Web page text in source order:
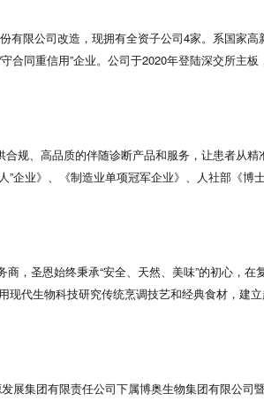
湖南长沙设销售运营中心，湖南常德设供应链中
万级净化车间并通过ISO9001认证，目前已投
团队，并与知名985高校开展产学研合作，基于真
有限公司改造，现拥有全资子公司4家。系国家高
合同重信用”企业。公司于2020年登陆深交所主板
盐生产领域50年，逐步构建起以钾盐为主导、精
业级等多规格系列化品种；其中，轻质碳酸钾因
受农药、食品及医药等高端领域客户的长期信赖
、低残留、用药安全等优点，并可与其他药物协
着国内规模化养殖业发展，用量也在稳定上升；
开发中心和浙江省大洋科技钾盐研究院。拥有多
准和团体标准。 公司注重精益管理，坚持绿色生
化利用。以高质量发展为核心，以科技创新为引
突破高端产品瓶颈，加快补齐发展短板，积极培
规、高品质的伴随诊断产品和服务，让患者从精
企业》、《制造业单项冠军企业》、人社部《博
ARMS®、Super-ARMS®、ddCapture®、ADx-
国、欧盟获批上市，部分进入日、韩医保，开创
德产品和服务，每年有数百万肿瘤患者从中受益
际知名的民族品牌。
，圣恩始终秉承“安全、天然、美味”的初心，在
代生物科技研究传统烹调技艺和经典食材，建
开发与时俱进的时尚味道，在获得CNAS实验室认
艺术的演绎、更是情感的传递。
展集团有限责任公司下属博奥生物集团有限公司